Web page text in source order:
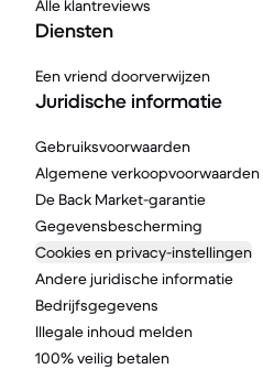
Alle klantreviews
Diensten
Een vriend doorverwijzen
Juridische informatie
Gebruiksvoorwaarden
Algemene verkoopvoorwaarden
De Back Market-garantie
Gegevensbescherming
Cookies en privacy-instellingen
Andere juridische informatie
Bedrijfsgegevens
Illegale inhoud melden
100% veilig betalen